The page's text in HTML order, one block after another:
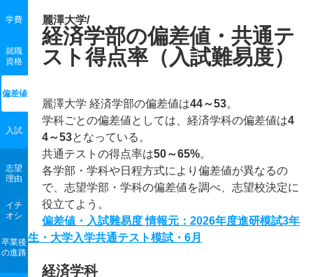
学費
就職
資格
偏差値
入試
志望
理由
イチ
オシ
卒業後
の進路
麗澤大学/
経済学部の偏差値・共通テ
スト得点率（入試難易度）
麗澤大学 経済学部の偏差値は44～53。
学科ごとの偏差値としては、経済学科の偏差値は4
4～53となっている。
共通テストの得点率は50～65%。
各学部・学科や日程方式により偏差値が異なるの
で、志望学部・学科の偏差値を調べ、志望校決定に
役立てよう。
偏差値・入試難易度 情報元：2026年度進研模試3年
生・大学入学共通テスト模試・6月
経済学科